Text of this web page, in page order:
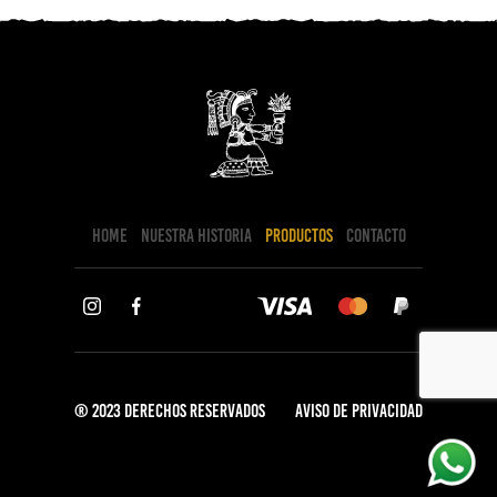
HOME NUESTRA HISTORIA PRODUCTOS CONTACTO
® 2023 Derechos Reservados AVISO DE PRIVACIDAD